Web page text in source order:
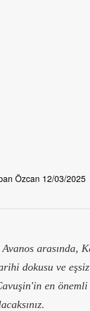
Özcan 12/03/2025
arasında,
dokusu ve
en